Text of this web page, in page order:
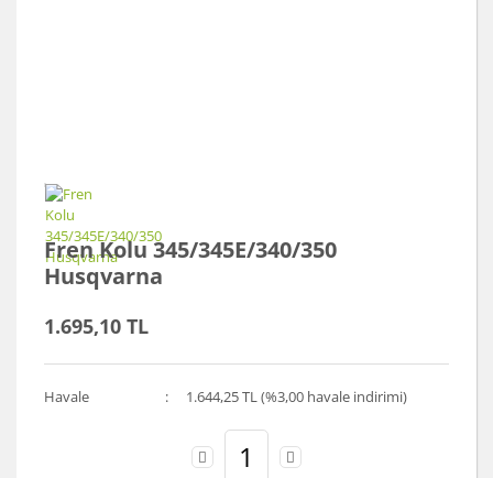
Fren Kolu 345/345E/340/350
Husqvarna
1.695,10 TL
Havale 1.644,25 TL (%3,00 havale indirimi)